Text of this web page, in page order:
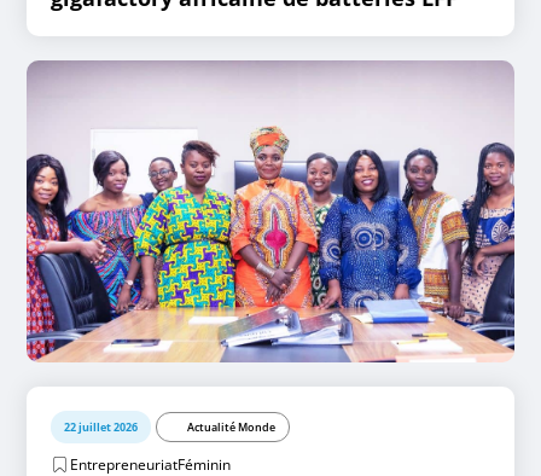
22 juillet 2026 Actualité Monde
EntrepreneuriatFéminin